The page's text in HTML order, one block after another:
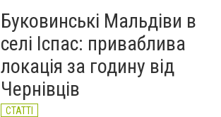
зафіксували новий
історичний температурний
максимум
НОВИНИ
Буковинські Мальдіви в
селі Іспас: приваблива
локація за годину від
Чернівців
СТАТТІ